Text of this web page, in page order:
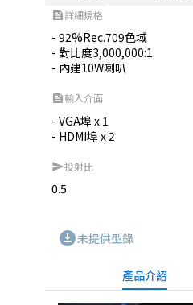
feed詳細規格
- 92%Rec.709色域
- 對比度3,000,000:1
- 內建10W喇叭
feed輸入介面
- VGA埠 x 1
- HDMI埠 x 2
send投射比
0.5
download_for_offline未提供型錄
產品介紹